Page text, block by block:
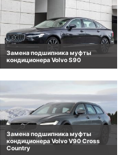
Замена подшипника муфты
кондиционера Volvo S90
Замена подшипника муфты
кондиционера Volvo V90 Cross
Country